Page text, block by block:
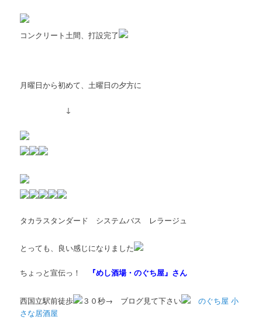
コンクリート土間、打設完了
月曜日から初めて、土曜日の夕方に
↓
タカラスタンダード システムバス レラージュ
とっても、良い感じになりました
ちょっと宣伝っ！ 『めし酒場・のぐち屋』さん
西国立駅前徒歩 ３０秒→ ブログ見て下さい
のぐち屋 小
さな居酒屋